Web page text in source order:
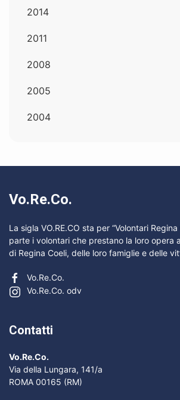
2014
2011
2008
2005
2004
Vo.Re.Co.
La sigla VO.RE.CO sta per “Volontari
parte i volontari che prestano la loro opera
di Regina Coeli, delle loro famiglie e delle
Vo.Re.Co.
Vo.Re.Co. odv
Contatti
Vo.Re.Co.
Via della Lungara, 141/a
ROMA 00165 (RM)